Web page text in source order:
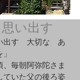
い出す
出す　大切な　あ
毎朝阿弥陀さま
ていた父の後ろ姿